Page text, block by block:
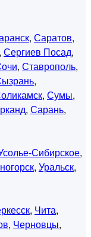
, Саратов,
, Сергиев Посад,
, Ставрополь,
,
, Сумы,
, Сарань,
Сибирское,
, Уральск,
, Чита,
, Черновцы,